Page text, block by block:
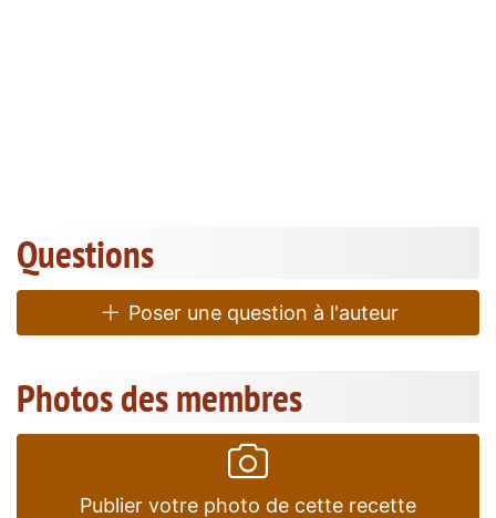
Questions
Poser une question à l'auteur
Photos des membres
Publier votre photo de cette recette